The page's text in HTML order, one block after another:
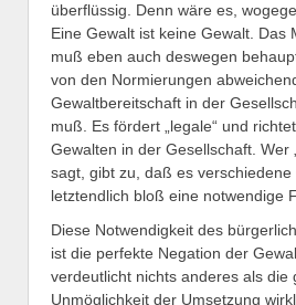
überflüssig. Denn wäre es,
Eine Gewalt ist keine Gewalt. Das
muß eben auch deswegen
von den Normierungen
Gewaltbereitschaft in der
muß. Es fördert „legale“ und
Gewalten in der Gesellschaft. Wer
sagt, gibt zu, daß es
letztendlich bloß eine notwendige
Diese Notwendigkeit des
ist die perfekte Negation der
verdeutlicht nichts anderes als die
Unmöglichkeit der Umsetzung